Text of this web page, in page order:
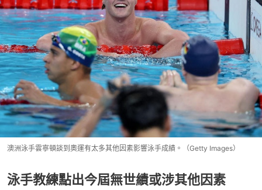
澳洲泳手雲寧頓談到奧運有太多其他因素影響泳手成績。（Getty Images）
泳手教練點出今屆無世績或涉其他因素